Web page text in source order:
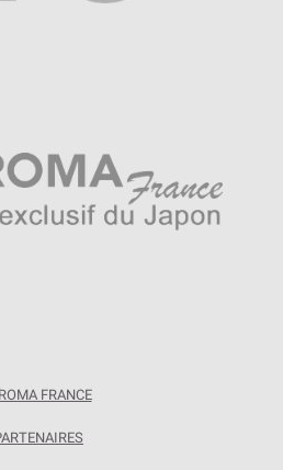
FRANCE